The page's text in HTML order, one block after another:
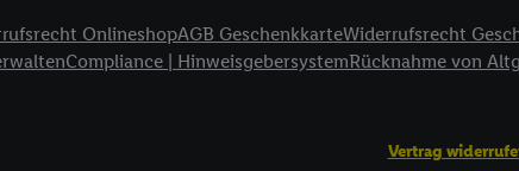
OnlineshopAGB GeschenkkarteWiderrufsrecht
Compliance | HinweisgebersystemRücknahme von
Vertrag